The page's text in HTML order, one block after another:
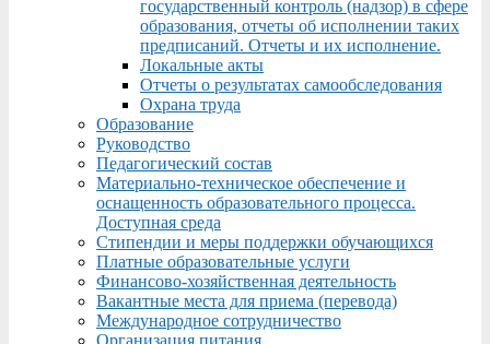
государственный контроль (надзор) в сфере
образования, отчеты об исполнении таких
предписаний. Отчеты и их исполнение.
Локальные акты
Отчеты о результатах самообследования
Охрана труда
Образование
Руководство
Педагогический состав
Материально-техническое обеспечение и
оснащенность образовательного процесса.
Доступная среда
Стипендии и меры поддержки обучающихся
Платные образовательные услуги
Финансово-хозяйственная деятельность
Вакантные места для приема (перевода)
Международное сотрудничество
Организация питания